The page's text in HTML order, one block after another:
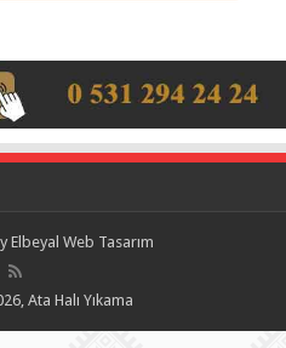
Elbeyal Web Tasarım
Ata Halı Yıkama